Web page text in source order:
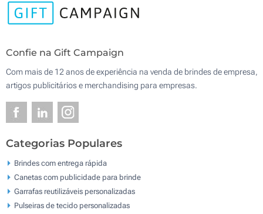
Confie na Gift Campaign
Com mais de 12 anos de experiência na venda de brindes de empresa,
artigos publicitários e merchandising para empresas.
Categorias Populares
Brindes com entrega rápida
Canetas com publicidade para brinde
Garrafas reutilizáveis personalizadas
Pulseiras de tecido personalizadas